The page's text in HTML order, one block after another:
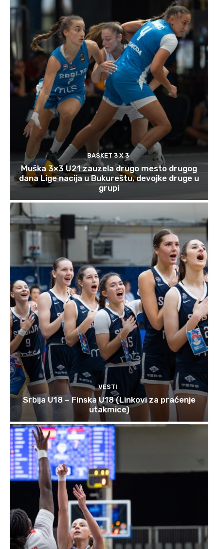
BASKET 3 X 3
Muška 3×3 U21 zauzela drugo mesto drugog
dana Lige nacija u Bukureštu, devojke druge u
grupi
VESTI
Srbija U18 – Finska U18 (Linkovi za praćenje
utakmice)